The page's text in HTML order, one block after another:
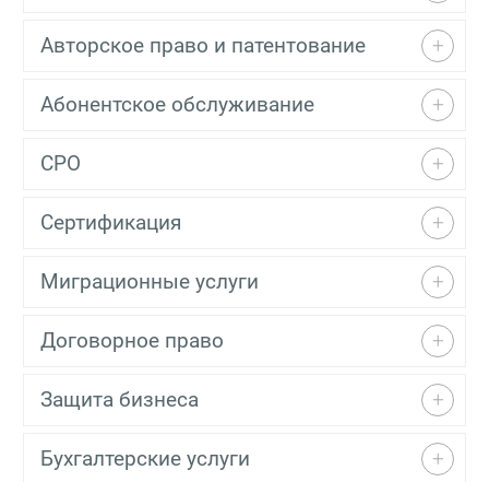
Авторское право и патентование
Абонентское обслуживание
СРО
Сертификация
Миграционные услуги
Договорное право
Защита бизнеса
Бухгалтерские услуги